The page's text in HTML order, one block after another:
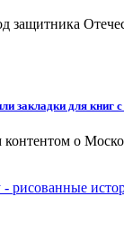
защитника
закладки для книг
контентом о
рисованные